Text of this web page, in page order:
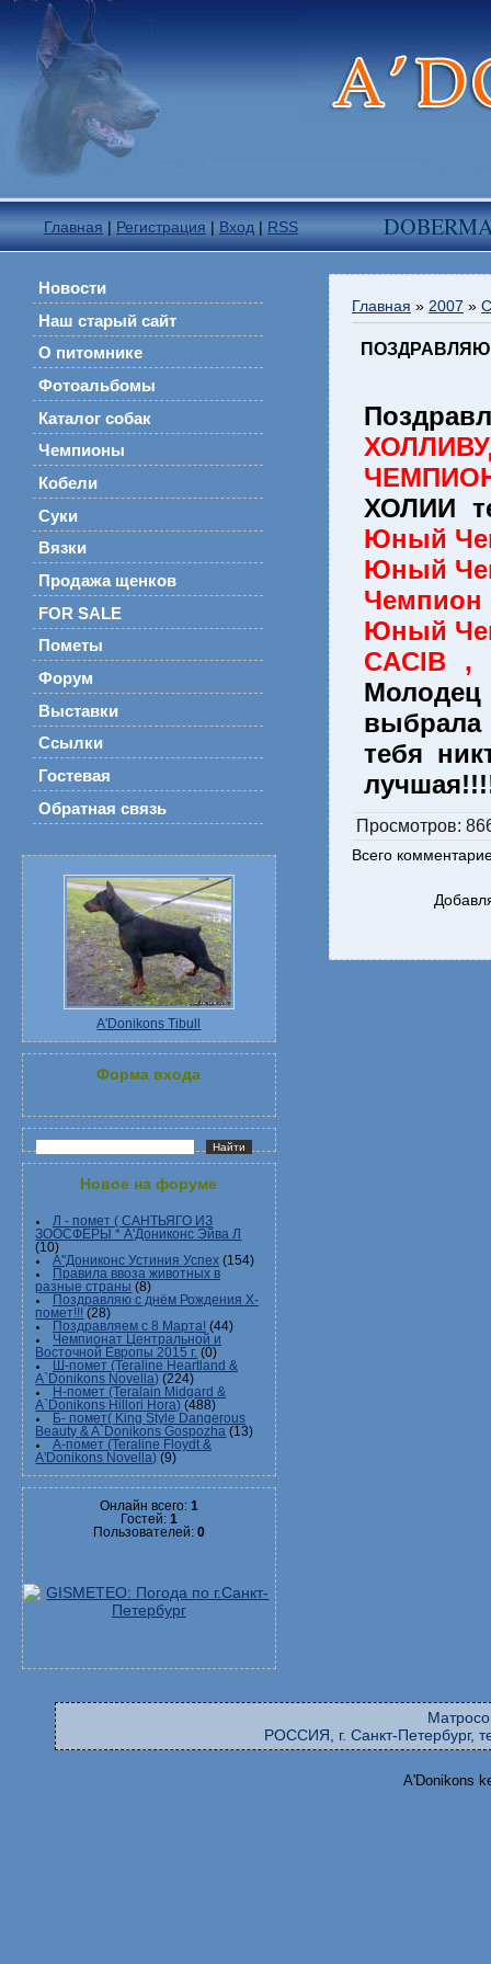
Главная | Регистрация | Вход | RSS
Новости
Наш старый сайт
О питомнике
Фотоальбомы
Каталог собак
Чемпионы
Кобели
Суки
Вязки
Продажа щенков
FOR SALE
Пометы
Форум
Выставки
Ссылки
Гостевая
Обратная связь
A'Donikons Tibull
Форма входа
Новое на форуме
Л - помет ( САНТЬЯГО ИЗ
ЗООСФЕРЫ * А'Дониконс Эйва Л
(10)
А"Дониконс Устиния Успех (154)
Правила ввоза животных в
разные страны (8)
Поздравляю с днём Рождения Х-
помет!!! (28)
Поздравляем с 8 Марта! (44)
Чемпионат Центральной и
Восточной Европы 2015 г. (0)
Ш-помет (Teraline Heartland &
A`Donikons Novella) (224)
Н-помет (Teralain Midgard &
A`Donikons Hillori Hora) (488)
Б- помет( King Style Dangerous
Beauty & A`Donikons Gospozha (13)
А-помет (Teraline Floydt &
A'Donikons Novella) (9)
Онлайн всего: 1
Гостей: 1
Пользователей: 0
Главная » 2007 »
ПОЗДРАВЛЯЮ
ХОЛИИ
Юный
Юный
Чемпион
Юный
CACIB ,
выбрала
тебя
Просмотров:
Всего
РОССИЯ, г. Санкт-Петербург,
A'Donikons